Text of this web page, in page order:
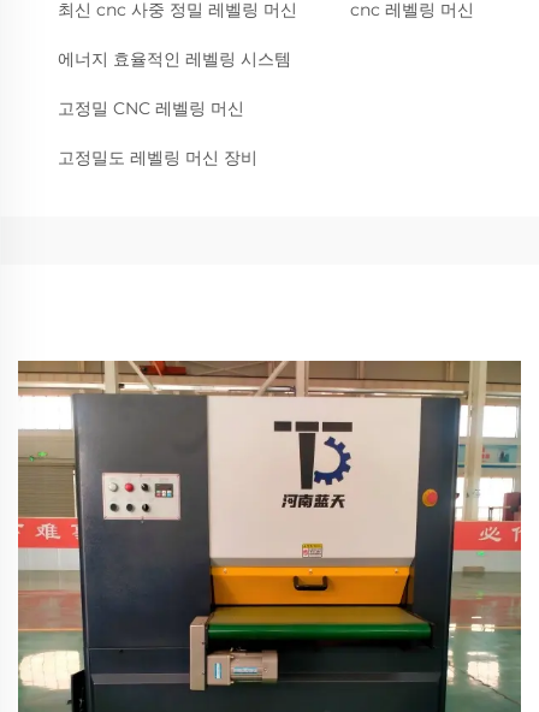
최신 cnc 사중 정밀 레벨링 머신 cnc 레벨링 머신
에너지 효율적인 레벨링 시스템
고정밀 CNC 레벨링 머신
고정밀도 레벨링 머신 장비